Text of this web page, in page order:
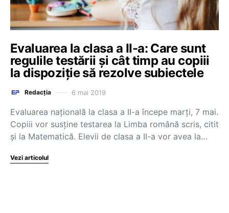
Evaluarea la clasa a II-a: Care sunt
regulile testării și cât timp au copiii
la dispoziție să rezolve subiectele
Redacția 6 mai 2019
Evaluarea națională la clasa a II-a începe marți, 7 mai.
Copiii vor susține testarea la Limba română scris, citit
și la Matematică. Elevii de clasa a II-a vor avea la…
Vezi articolul